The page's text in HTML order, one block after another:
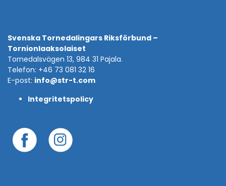
Svenska Tornedalingars Riksförbund –
Tornionlaaksolaiset
Tornedalsvägen 13, 984 31 Pajala.
Telefon: +46 73 081 32 16
E-post: info@str-t.com
Integritetspolicy